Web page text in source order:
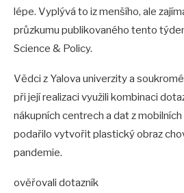
lépe. Vyplývá to iz menšího, ale
průzkumu publikovaného tento
Science & Policy.
Vědci z Yalova univerzity a
při její realizaci využili kombinaci
nákupních centrech a dat z
podařilo vytvořit plastický obraz
pandemie.
ověřovali dotazník